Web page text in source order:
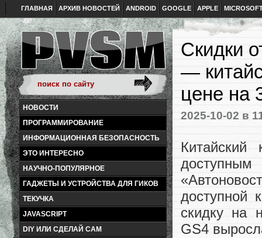
ГЛАВНАЯ АРХИВ НОВОСТЕЙ ANDROID GOOGLE APPLE
НОВОСТИ
ПРОГРАММИРОВАНИЕ
ИНФОРМАЦИОННАЯ БЕЗОПАСНОСТЬ
ЭТО ИНТЕРЕСНО
НАУЧНО-ПОПУЛЯРНОЕ
ГАДЖЕТЫ И УСТРОЙСТВА ДЛЯ ГИКОВ
ТЕКУЧКА
JAVASCRIPT
DIY ИЛИ СДЕЛАЙ САМ
Скидки
—
цене на
2025-10-02 в
доступной
скидку на
GS4